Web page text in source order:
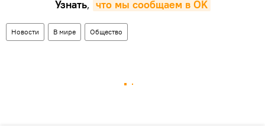
Узнать, что мы сообщаем в OK
Новости В мире Общество